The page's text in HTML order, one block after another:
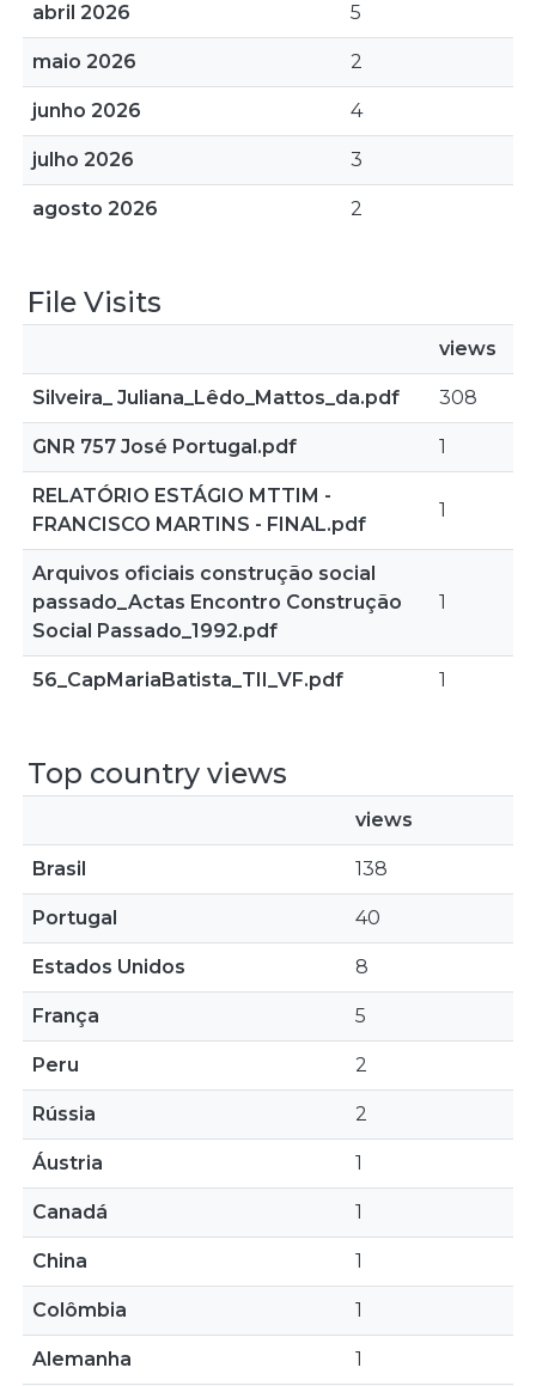
abril 2026 5
maio 2026 2
junho 2026 4
julho 2026 3
agosto 2026 2
File Visits
views
Silveira_ Juliana_Lêdo_Mattos_da.pdf 308
GNR 757 José Portugal.pdf 1
RELATÓRIO ESTÁGIO MTTIM -
FRANCISCO MARTINS - FINAL.pdf
1
Arquivos oficiais construção social
passado_Actas Encontro Construção
Social Passado_1992.pdf
1
56_CapMariaBatista_TII_VF.pdf 1
Top country views
views
Brasil 138
Portugal 40
Estados Unidos 8
França 5
Peru 2
Rússia 2
Áustria 1
Canadá 1
China 1
Colômbia 1
Alemanha 1